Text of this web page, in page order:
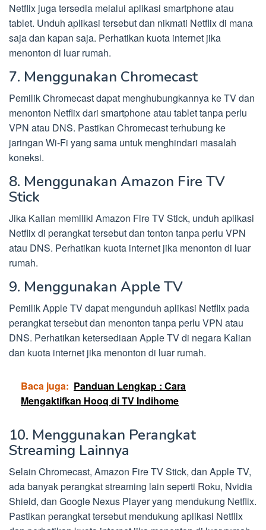
Netflix juga tersedia melalui aplikasi smartphone atau
tablet. Unduh aplikasi tersebut dan nikmati Netflix di mana
saja dan kapan saja. Perhatikan kuota internet jika
menonton di luar rumah.
7. Menggunakan Chromecast
Pemilik Chromecast dapat menghubungkannya ke TV dan
menonton Netflix dari smartphone atau tablet tanpa perlu
VPN atau DNS. Pastikan Chromecast terhubung ke
jaringan Wi-Fi yang sama untuk menghindari masalah
koneksi.
8. Menggunakan Amazon Fire TV
Stick
Jika Kalian memiliki Amazon Fire TV Stick, unduh aplikasi
Netflix di perangkat tersebut dan tonton tanpa perlu VPN
atau DNS. Perhatikan kuota internet jika menonton di luar
rumah.
9. Menggunakan Apple TV
Pemilik Apple TV dapat mengunduh aplikasi Netflix pada
perangkat tersebut dan menonton tanpa perlu VPN atau
DNS. Perhatikan ketersediaan Apple TV di negara Kalian
dan kuota internet jika menonton di luar rumah.
Baca juga: Panduan Lengkap : Cara
Mengaktifkan Hooq di TV Indihome
10. Menggunakan Perangkat
Streaming Lainnya
Selain Chromecast, Amazon Fire TV Stick, dan Apple TV,
ada banyak perangkat streaming lain seperti Roku, Nvidia
Shield, dan Google Nexus Player yang mendukung Netflix.
Pastikan perangkat tersebut mendukung aplikasi Netflix